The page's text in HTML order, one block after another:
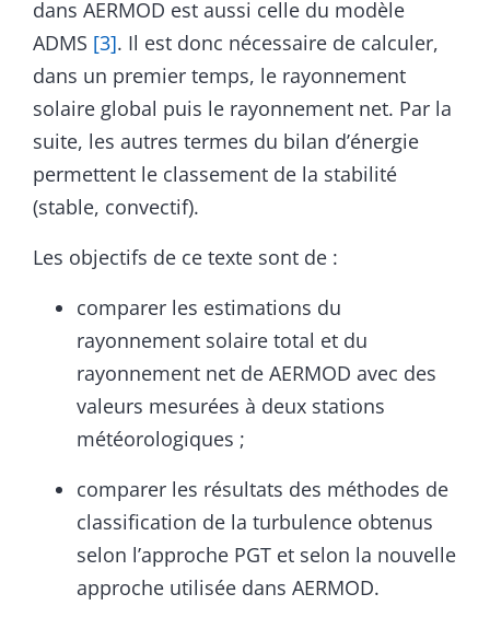
dans AERMOD est aussi celle du modèle
ADMS [3]. Il est donc nécessaire de calculer,
dans un premier temps, le rayonnement
solaire global puis le rayonnement net. Par la
suite, les autres termes du bilan d’énergie
permettent le classement de la stabilité
(stable, convectif).
Les objectifs de ce texte sont de :
comparer les estimations du
rayonnement solaire total et du
rayonnement net de AERMOD avec des
valeurs mesurées à deux stations
météorologiques ;
comparer les résultats des méthodes de
classification de la turbulence obtenus
selon l’approche PGT et selon la nouvelle
approche utilisée dans AERMOD.